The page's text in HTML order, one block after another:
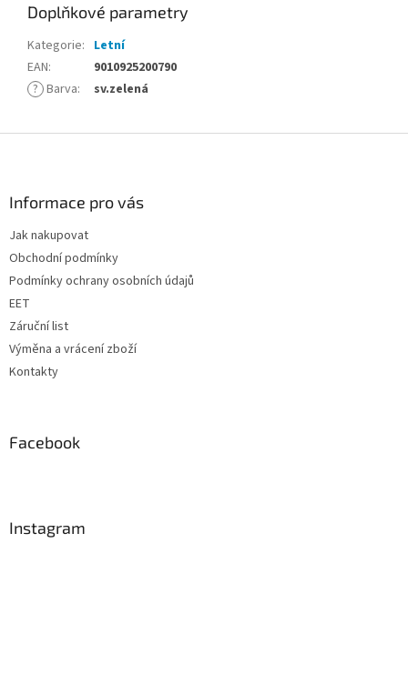
Doplňkové parametry
Kategorie: Letní
EAN:
9010925200790
? Barva: sv.zelená
Informace pro vás
Jak nakupovat
Obchodní podmínky
Podmínky ochrany osobních údajů
EET
Záruční list
Výměna a vrácení zboží
Kontakty
Facebook
Instagram